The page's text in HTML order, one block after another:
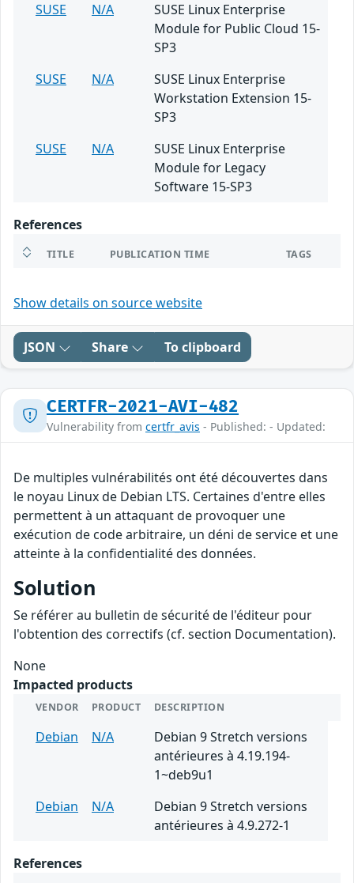
SUSE
N/A
SUSE Linux Enterprise
Module for Public Cloud 15-
SP3
SUSE
N/A
SUSE Linux Enterprise
Workstation Extension 15-
SP3
SUSE
N/A
SUSE Linux Enterprise
Module for Legacy
Software 15-SP3
References
TITLE PUBLICATION TIME TAGS
Show details on source website
JSON Share To clipboard
CERTFR-2021-AVI-482
Vulnerability from certfr_avis - Published: - Updated:
De multiples vulnérabilités ont été découvertes dans
le noyau Linux de Debian LTS. Certaines d'entre elles
permettent à un attaquant de provoquer une
exécution de code arbitraire, un déni de service et une
atteinte à la confidentialité des données.
Solution
Se référer au bulletin de sécurité de l'éditeur pour
l'obtention des correctifs (cf. section Documentation).
None
Impacted products
VENDOR PRODUCT DESCRIPTION
Debian N/A
Debian 9 Stretch versions
antérieures à 4.19.194-
1~deb9u1
Debian
N/A
Debian 9 Stretch versions
antérieures à 4.9.272-1
References